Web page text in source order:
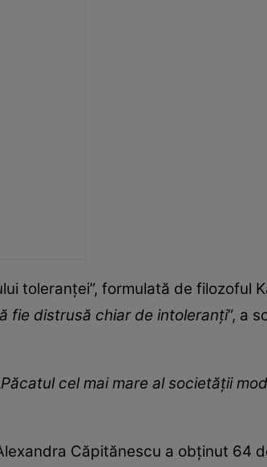
toleranței”, formulată de filozoful
fie distrusă chiar de intoleranți”, a
Păcatul cel mai mare al societății
Căpitănescu a obținut 64